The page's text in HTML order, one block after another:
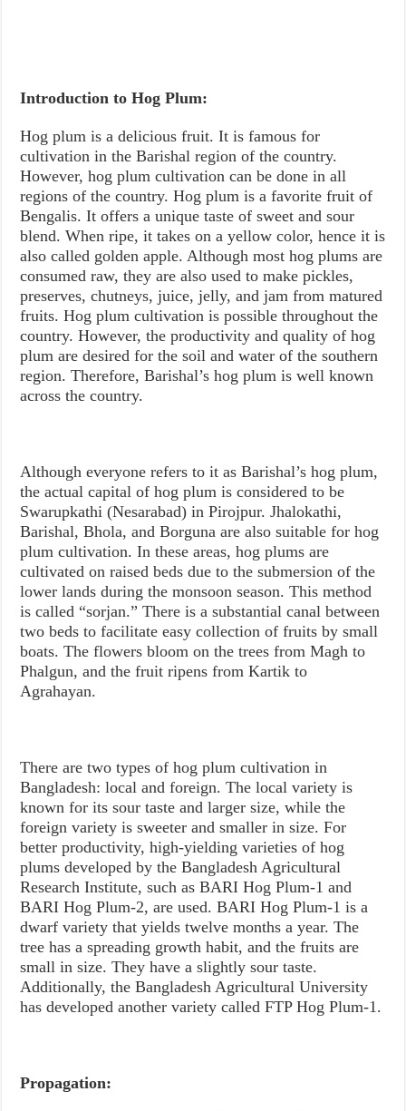
Introduction to Hog Plum:
Hog plum is a delicious fruit. It is famous for
cultivation in the Barishal region of the country.
However, hog plum cultivation can be done in all
regions of the country. Hog plum is a favorite fruit of
Bengalis. It offers a unique taste of sweet and sour
blend. When ripe, it takes on a yellow color, hence it is
also called golden apple. Although most hog plums are
consumed raw, they are also used to make pickles,
preserves, chutneys, juice, jelly, and jam from matured
fruits. Hog plum cultivation is possible throughout the
country. However, the productivity and quality of hog
plum are desired for the soil and water of the southern
region. Therefore, Barishal’s hog plum is well known
across the country.
Although everyone refers to it as Barishal’s hog plum,
the actual capital of hog plum is considered to be
Swarupkathi (Nesarabad) in Pirojpur. Jhalokathi,
Barishal, Bhola, and Borguna are also suitable for hog
plum cultivation. In these areas, hog plums are
cultivated on raised beds due to the submersion of the
lower lands during the monsoon season. This method
is called “sorjan.” There is a substantial canal between
two beds to facilitate easy collection of fruits by small
boats. The flowers bloom on the trees from Magh to
Phalgun, and the fruit ripens from Kartik to
Agrahayan.
There are two types of hog plum cultivation in
Bangladesh: local and foreign. The local variety is
known for its sour taste and larger size, while the
foreign variety is sweeter and smaller in size. For
better productivity, high-yielding varieties of hog
plums developed by the Bangladesh Agricultural
Research Institute, such as BARI Hog Plum-1 and
BARI Hog Plum-2, are used. BARI Hog Plum-1 is a
dwarf variety that yields twelve months a year. The
tree has a spreading growth habit, and the fruits are
small in size. They have a slightly sour taste.
Additionally, the Bangladesh Agricultural University
has developed another variety called FTP Hog Plum-1.
Propagation: